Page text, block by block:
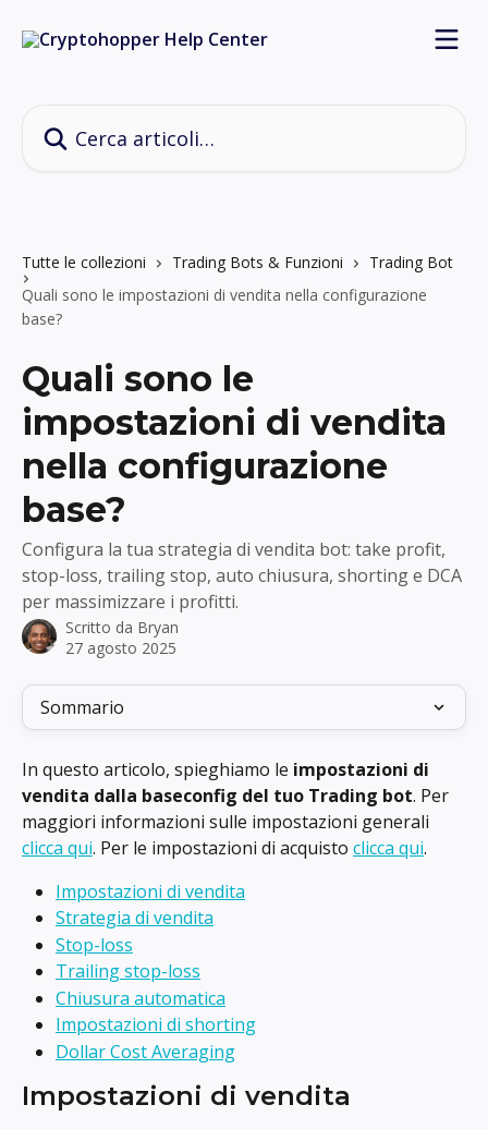
Tutte le collezioni Trading Bots & Funzioni
Trading Bot
Quali sono le impostazioni di vendita nella configurazione
base?
Quali sono le
impostazioni di vendita
nella configurazione
base?
Configura la tua strategia di vendita bot: take profit,
stop-loss, trailing stop, auto chiusura, shorting e DCA
per massimizzare i profitti.
Scritto da Bryan
27 agosto 2025
Sommario
In questo articolo, spieghiamo le impostazioni di
vendita dalla baseconfig del tuo Trading bot. Per
maggiori informazioni sulle impostazioni generali
clicca qui. Per le impostazioni di acquisto clicca qui.
Impostazioni di vendita
Strategia di vendita
Stop-loss
Trailing stop-loss
Chiusura automatica
Impostazioni di shorting
Dollar Cost Averaging
Impostazioni di vendita